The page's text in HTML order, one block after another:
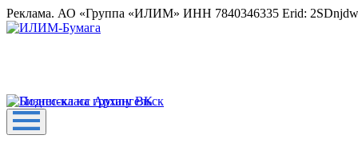
Реклама. АО «Группа «ИЛИМ» ИНН 7840346335 Erid: